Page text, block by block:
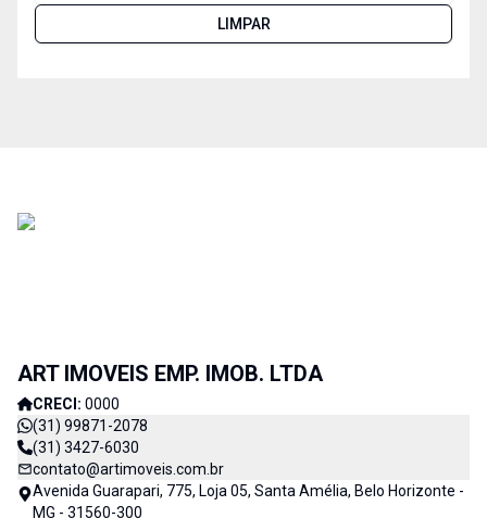
LIMPAR
ART IMOVEIS EMP. IMOB. LTDA
CRECI: 0000
(31) 99871-2078
(31) 3427-6030
contato@artimoveis.com.br
Avenida Guarapari, 775, Loja 05, Santa Amélia, Belo Horizonte -
MG - 31560-300